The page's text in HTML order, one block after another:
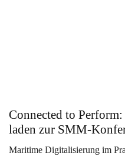
Connected to
laden zur SMM-
Maritime Digitalisierung im